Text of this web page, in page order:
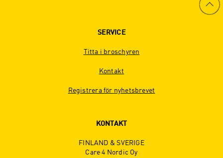
SERVICE
Titta i broschyren
Kontakt
Registrera för nyhetsbrevet
KONTAKT
FINLAND & SVERIGE
Care 4 Nordic Oy